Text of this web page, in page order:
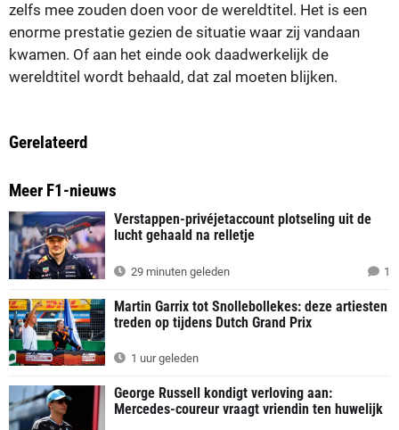
zelfs mee zouden doen voor de wereldtitel. Het is een
enorme prestatie gezien de situatie waar zij vandaan
kwamen. Of aan het einde ook daadwerkelijk de
wereldtitel wordt behaald, dat zal moeten blijken.
Gerelateerd
Meer F1-nieuws
Verstappen-privéjetaccount plotseling uit de
lucht gehaald na relletje
29 minuten geleden 1
Martin Garrix tot Snollebollekes: deze artiesten
treden op tijdens Dutch Grand Prix
1 uur geleden
George Russell kondigt verloving aan:
Mercedes-coureur vraagt vriendin ten huwelijk